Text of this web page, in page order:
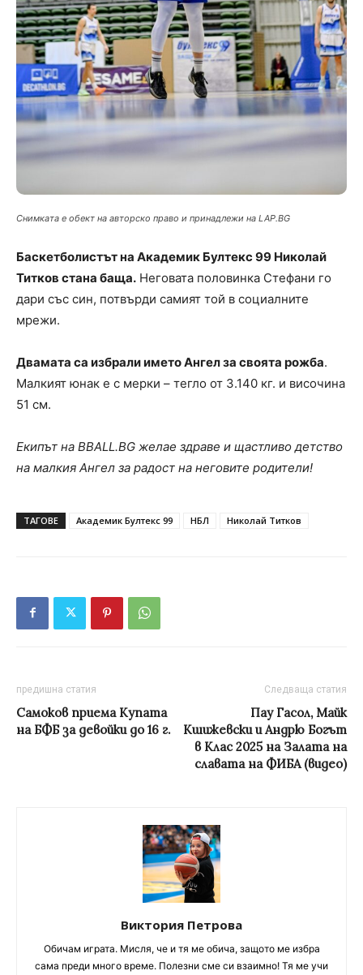
Снимката е обект на авторско право и принадлежи на LAP.BG
Баскетболистът на Академик Бултекс 99 Николай
Титков стана баща. Неговата половинка Стефани го
дари със син, потвърди самият той в социалните
мрежи.
Двамата са избрали името Ангел за своята рожба.
Малкият юнак е с мерки – тегло от 3.140 кг. и височина
51 см.
Екипът на BBALL.BG желае здраве и щастливо детство
на малкия Ангел за радост на неговите родители!
ТАГОВЕ Академик Бултекс 99 НБЛ Николай Титков
предишна статия
Самоков приема Купата
на БФБ за девойки до 16 г.
Следваща статия
Пау Гасол, Майк
Кшижевски и Андрю Богът
в Клас 2025 на Залата на
славата на ФИБА (видео)
Виктория Петрова
Обичам играта. Мисля, че и тя ме обича, защото ме избра
сама преди много време. Полезни сме си взаимно! Тя ме учи